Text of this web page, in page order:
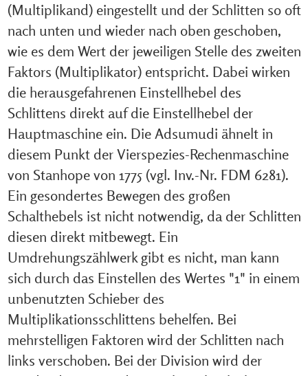
(Multiplikand) eingestellt und der Schlitten so oft
nach unten und wieder nach oben geschoben,
wie es dem Wert der jeweiligen Stelle des zweiten
Faktors (Multiplikator) entspricht. Dabei wirken
die herausgefahrenen Einstellhebel des
Schlittens direkt auf die Einstellhebel der
Hauptmaschine ein. Die Adsumudi ähnelt in
diesem Punkt der Vierspezies-Rechenmaschine
von Stanhope von 1775 (vgl. Inv.-Nr. FDM 6281).
Ein gesondertes Bewegen des großen
Schalthebels ist nicht notwendig, da der Schlitten
diesen direkt mitbewegt. Ein
Umdrehungszählwerk gibt es nicht, man kann
sich durch das Einstellen des Wertes "1" in einem
unbenutzten Schieber des
Multiplikationsschlittens behelfen. Bei
mehrstelligen Faktoren wird der Schlitten nach
links verschoben. Bei der Division wird der